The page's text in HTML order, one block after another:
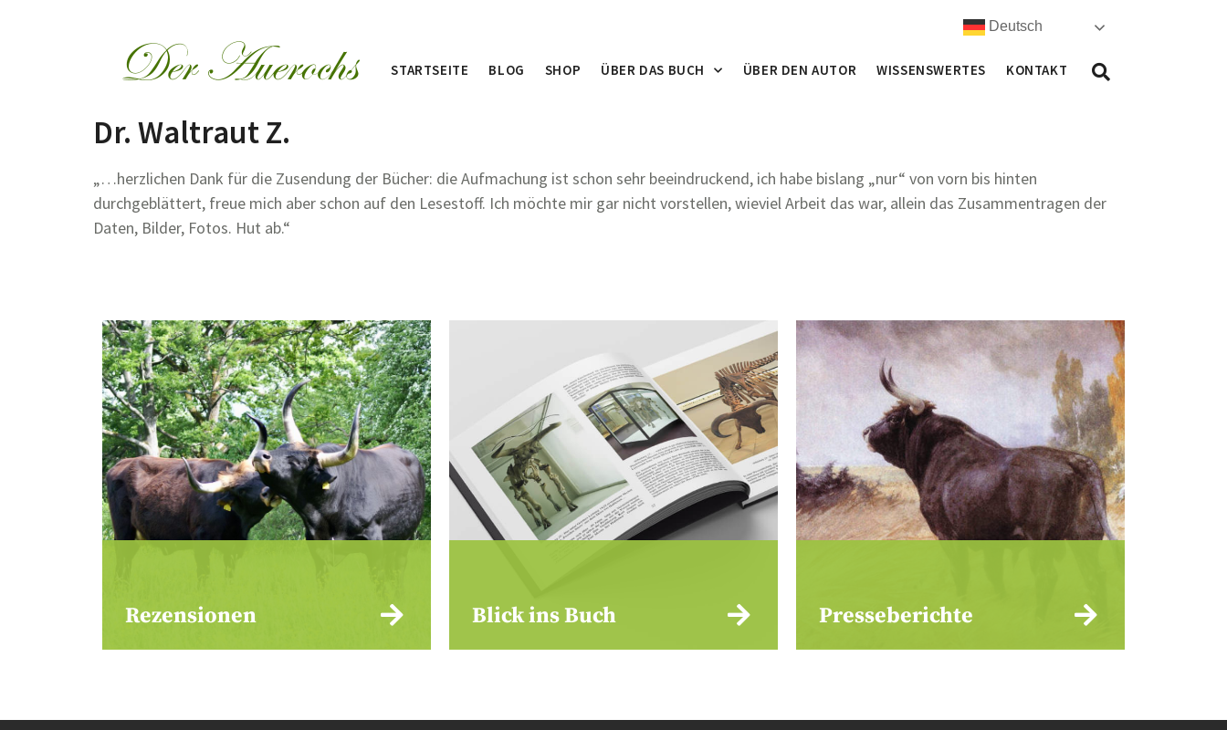
Deutsch
STARTSEITE BLOG SHOP ÜBER DAS BUCH ÜBER DEN AUTOR WISSENSWERTES KONTAKT
Dr. Waltraut Z.
„…herzlichen Dank für die Zusendung der Bücher: die Aufmachung ist schon sehr beeindruckend, ich habe bislang „nur“ von vorn bis hinten
durchgeblättert, freue mich aber schon auf den Lesestoff. Ich möchte mir gar nicht vorstellen, wieviel Arbeit das war, allein das Zusammentragen der
Daten, Bilder, Fotos. Hut ab.“
Rezensionen Blick ins Buch Presseberichte